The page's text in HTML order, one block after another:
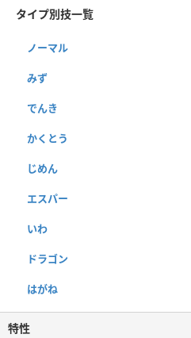
タイプ別技一覧
ノーマル
みず
でんき
かくとう
じめん
エスパー
いわ
ドラゴン
はがね
特性